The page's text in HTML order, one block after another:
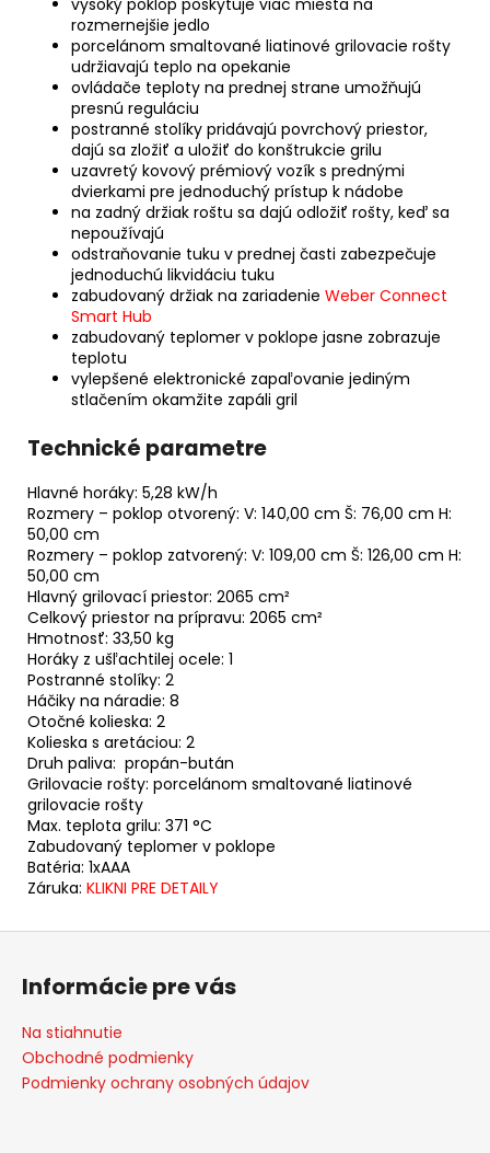
vysoký poklop poskytuje viac miesta na
rozmernejšie jedlo
porcelánom smaltované liatinové grilovacie rošty
udržiavajú teplo na opekanie
ovládače teploty na prednej strane umožňujú
presnú reguláciu
postranné stolíky pridávajú povrchový priestor,
dajú sa zložiť a uložiť do konštrukcie grilu
uzavretý kovový prémiový vozík s prednými
dvierkami pre jednoduchý prístup k nádobe
na zadný držiak roštu sa dajú odložiť rošty, keď sa
nepoužívajú
odstraňovanie tuku v prednej časti zabezpečuje
jednoduchú likvidáciu tuku
zabudovaný držiak na zariadenie Weber Connect
Smart Hub
zabudovaný teplomer v poklope jasne zobrazuje
teplotu
vylepšené elektronické zapaľovanie jediným
stlačením okamžite zapáli gril
Technické parametre
Hlavné horáky: 5,28 kW/h
Rozmery – poklop otvorený: V: 140,00 cm Š: 76,00 cm H:
50,00 cm
Rozmery – poklop zatvorený: V: 109,00 cm Š: 126,00 cm H:
50,00 cm
Hlavný grilovací priestor: 2065 cm²
Celkový priestor na prípravu: 2065 cm²
Hmotnosť: 33,50 kg
Horáky z ušľachtilej ocele: 1
Postranné stolíky: 2
Háčiky na náradie: 8
Otočné kolieska: 2
Kolieska s aretáciou: 2
Druh paliva: propán-bután
Grilovacie rošty: porcelánom smaltované liatinové
grilovacie rošty
Max. teplota grilu: 371 °C
Zabudovaný teplomer v poklope
Batéria: 1xAAA
Záruka: KLIKNI PRE DETAILY
Informácie pre vás
Na stiahnutie
Obchodné podmienky
Podmienky ochrany osobných údajov